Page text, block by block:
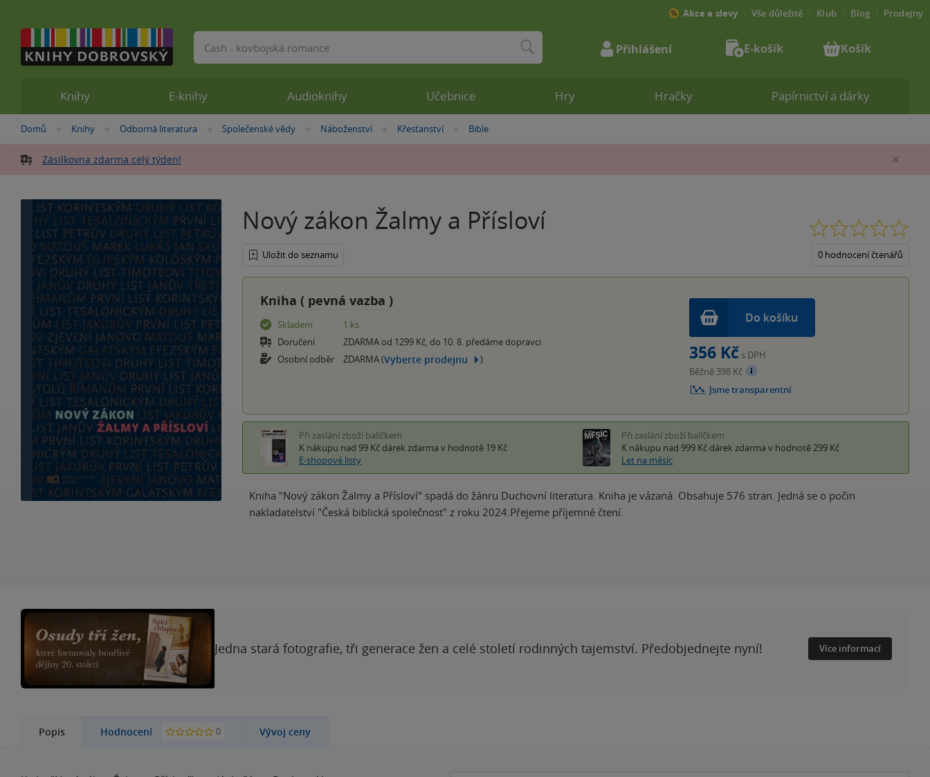
Nacházíte
zde:
Domů »
Knihy »
Odborná literatura »
Společenské vědy »
Náboženství »
Křesťanství »
Bible
Zásilkovna zdarma celý týden!
Nový zákon Žalmy a Přísloví
Uložit do seznamu 0 hodnocení čtenářů
Kniha ( pevná vazba )
Skladem
1 ks
Doručení
ZDARMA od 1299 Kč, do 10. 8. předáme dopravci
Osobní odběr
ZDARMA (Vyberte prodejnu )
Do košíku
356 Kč s DPH
Běžně 398 Kč
Jsme transparentní
Při zaslání zboží balíčkem
K nákupu nad 99 Kč dárek zdarma v hodnotě 19 Kč
E-shopové listy
Při zaslání zboží balíčkem
K nákupu nad 999 Kč dárek zdarma v hodnotě 299 Kč
Let na měsíc
Kniha "Nový zákon Žalmy a Přísloví" spadá do žánru Duchovní literatura. Kniha je vázaná. Obsahuje 576 stran. Jedná se o počin
nakladatelství "Česká biblická společnost" z roku 2024.Přejeme příjemné čtení.
Jedna stará fotografie, tři generace žen a celé století rodinných tajemství. Předobjednejte nyní! Více informací
Popis Hodnocení 0 Vývoj ceny
Knihy E-knihy Audioknihy Učebnice Hry Hračky Papírnictví a dárky
Akce a slevy Vše důležité Klub Blog Prodejny
Vyhledávání Přihlášení E-košík Košík